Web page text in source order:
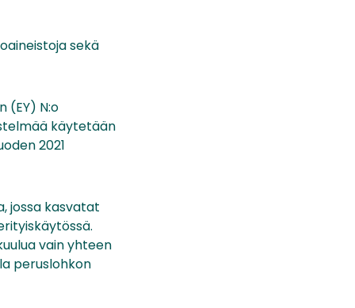
sekä
(EY) N:o
käytetään
2021
jossa kasvatat
vain yhteen
peruslohkon